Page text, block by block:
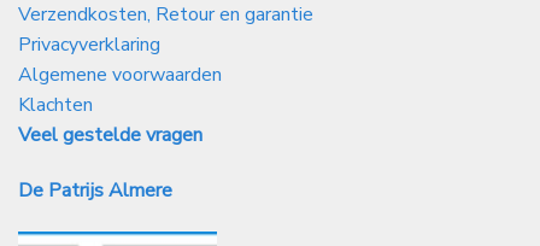
Verzendkosten, Retour en garantie
Privacyverklaring
Algemene voorwaarden
Klachten
Veel gestelde vragen
De Patrijs Almere